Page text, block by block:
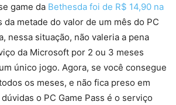
game da Bethesda foi de R$ 14,90 na
da metade do valor de um mês do PC
nessa situação, não valeria a pena
da Microsoft por 2 ou 3 meses
único jogo. Agora, se você consegue
os meses, e não fica preso em
o PC Game Pass é o serviço